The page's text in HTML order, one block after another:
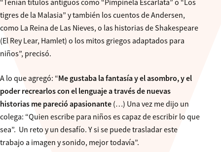
“Tenían títulos antiguos como “Pimpinela Escarlata” o “Los
tigres de la Malasia” y también los cuentos de Andersen,
como La Reina de Las Nieves, o las historias de Shakespeare
(El Rey Lear, Hamlet) o los mitos griegos adaptados para
niños”, precisó.
A lo que agregó: “Me gustaba la fantasía y el asombro, y el
poder recrearlos con el lenguaje a través de nuevas
historias me pareció apasionante (…) Una vez me dijo un
colega: “Quien escribe para niños es capaz de escribir lo que
sea”. Un reto y un desafío. Y si se puede trasladar este
trabajo a imagen y sonido, mejor todavía”.